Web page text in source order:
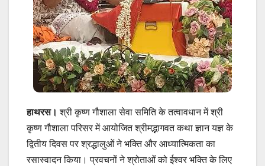
हाथरस। श्री कृष्ण गौशाला सेवा समिति के तत्वावधान में श्री
कृष्ण गौशाला परिसर में आयोजित श्रीमद्भागवत कथा ज्ञान यज्ञ के
द्वितीय दिवस पर श्रद्धालुओं ने भक्ति और आध्यात्मिकता का
रसास्वादन किया। प्रवचनों ने श्रोताओं को ईश्वर भक्ति के लिए